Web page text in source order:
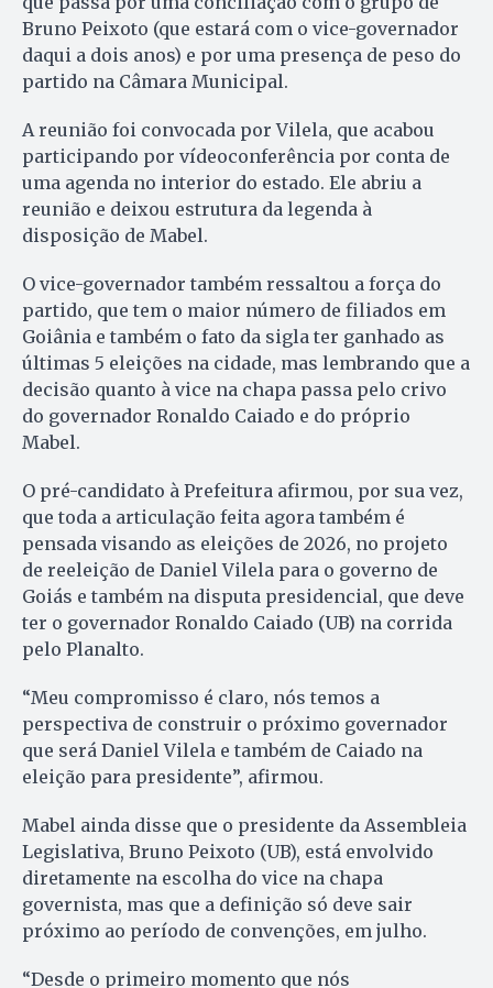
Bruno Peixoto (que estará com o vice-governador
daqui a dois anos) e por uma presença de peso do
partido na Câmara Municipal.
A reunião foi convocada por Vilela, que acabou
participando por vídeoconferência por conta de
uma agenda no interior do estado. Ele abriu a
reunião e deixou estrutura da legenda à
disposição de Mabel.
O vice-governador também ressaltou a força do
partido, que tem o maior número de filiados em
Goiânia e também o fato da sigla ter ganhado as
últimas 5 eleições na cidade, mas lembrando que a
decisão quanto à vice na chapa passa pelo crivo
do governador Ronaldo Caiado e do próprio
Mabel.
O pré-candidato à Prefeitura afirmou, por sua vez,
que toda a articulação feita agora também é
pensada visando as eleições de 2026, no projeto
de reeleição de Daniel Vilela para o governo de
Goiás e também na disputa presidencial, que deve
ter o governador Ronaldo Caiado (UB) na corrida
pelo Planalto.
“Meu compromisso é claro, nós temos a
perspectiva de construir o próximo governador
que será Daniel Vilela e também de Caiado na
eleição para presidente”, afirmou.
Mabel ainda disse que o presidente da Assembleia
Legislativa, Bruno Peixoto (UB), está envolvido
diretamente na escolha do vice na chapa
governista, mas que a definição só deve sair
próximo ao período de convenções, em julho.
“Desde o primeiro momento que nós